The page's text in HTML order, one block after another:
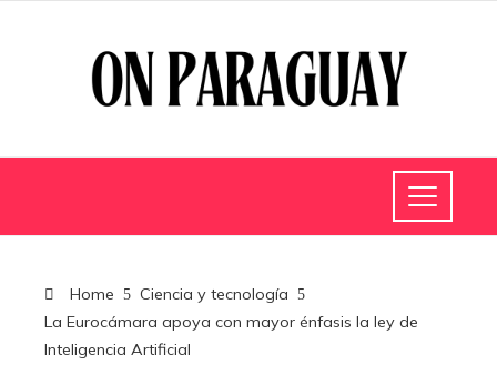
Home
Ciencia y tecnología
La Eurocámara apoya con mayor énfasis la ley de
Inteligencia Artificial